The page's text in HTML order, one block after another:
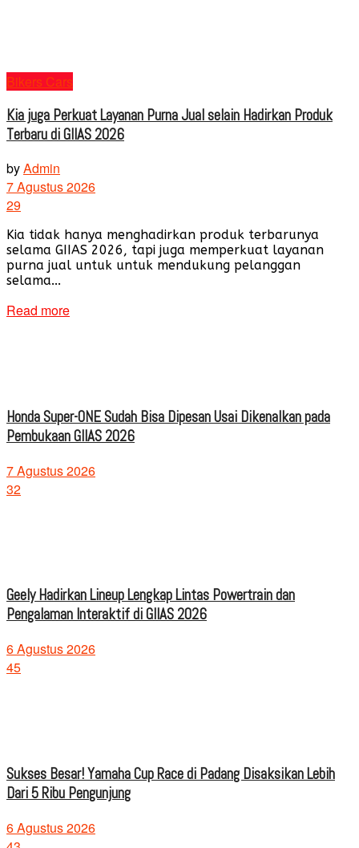
Bikers Cars
Kia juga Perkuat Layanan Purna Jual selain Hadirkan Produk
Terbaru di GIIAS 2026
byAdmin
7 Agustus 2026
29
Kia tidak hanya menghadirkan produk terbarunya
selama GIIAS 2026, tapi juga memperkuat layanan
purna jual untuk untuk mendukung pelanggan
selama...
Read more
Honda Super-ONE Sudah Bisa Dipesan Usai Dikenalkan pada
Pembukaan GIIAS 2026
7 Agustus 2026
32
Geely Hadirkan Lineup Lengkap Lintas Powertrain dan
Pengalaman Interaktif di GIIAS 2026
6 Agustus 2026
45
Sukses Besar! Yamaha Cup Race di Padang Disaksikan Lebih
Dari 5 Ribu Pengunjung
6 Agustus 2026